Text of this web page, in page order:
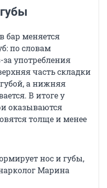
бар меняется
по словам
употребления
часть складки
а нижняя
В итоге у
оказываются
толще и менее
нос и губы,
Марина